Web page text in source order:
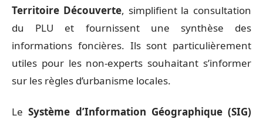
Territoire Découverte, simplifient la consultation
du PLU et fournissent une synthèse des
informations foncières. Ils sont particulièrement
utiles pour les non-experts souhaitant s’informer
sur les règles d’urbanisme locales.
LeSystème d’Information Géographique (SIG)